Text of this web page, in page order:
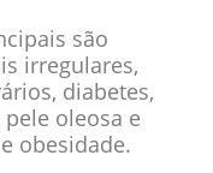
são
irregulares,
diabetes,
oleosa e
obesidade.